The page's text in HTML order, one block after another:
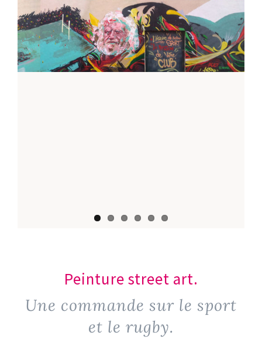
Peinture street art.
Une commande sur le sport
et le rugby.